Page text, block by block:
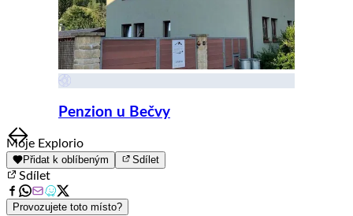
Penzion u Bečvy
Item
1
of
8
Moje Explorio
Přidat k oblíbeným Sdílet
Sdílet
Provozujete toto místo?